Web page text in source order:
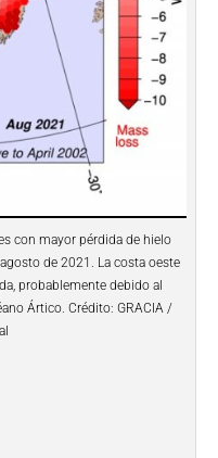
con mayor pérdida de hielo
de 2021. La costa oeste
probablemente debido al
Ártico. Crédito: GRACIA /